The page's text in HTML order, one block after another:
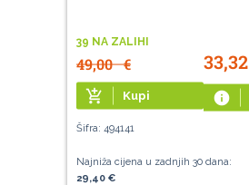
39 NA ZALIHI
49,00€ 33,32
add_shopping_cart Kupi info
Šifra: 494141
Najniža cijena u zadnjih 30 dana:
29,40 €